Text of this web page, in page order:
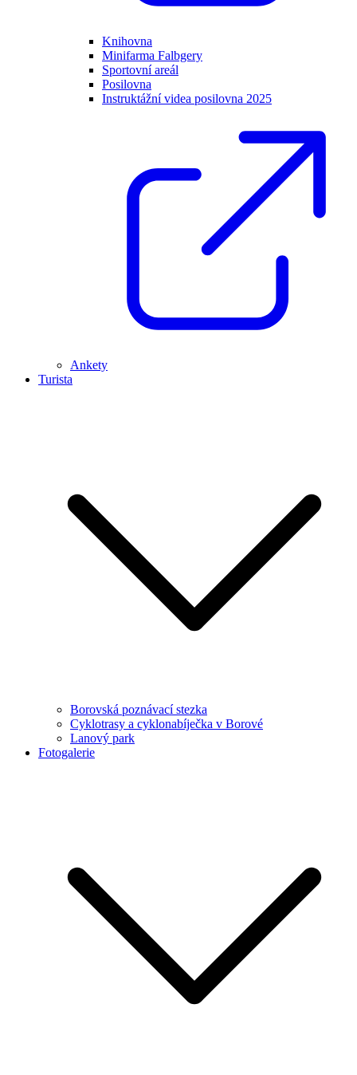
Knihovna
Minifarma Falbgery
Sportovní areál
Posilovna
Instruktážní videa posilovna 2025
Ankety
Turista
Borovská poznávací stezka
Cyklotrasy a cyklonabíječka v Borové
Lanový park
Fotogalerie